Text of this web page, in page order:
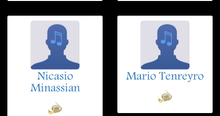
Nicasio
Minassian
Mario Tenreyro